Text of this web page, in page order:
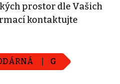
prostor dle Vašich
kontaktujte
G